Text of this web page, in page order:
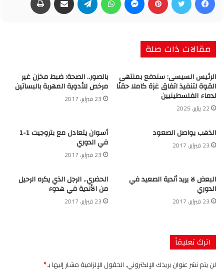
مقالات ذات صلة
الرئيس السيسى: سندفع بمنتهى
القوة لتنفيذ اتفاق غزة كاملا حقنًا
لدماء الفلسطينيين
22 يناير، 2025
بالصور.. الصحة: ضبط مخزن غير
مرخص للأدوية المهربة بالبساتين
23 فبراير، 2017
الذهب يواصل الصعود
23 فبراير، 2017
أسوان يتعادل مع بتروجيت 1-1
في الدوري
23 فبراير، 2017
البعض لا يريد أندية الصعيد في
الدوري
23 فبراير، 2017
الحضري.. الرجل الذي يكره الرحيل
من الأندية في هدوء
23 فبراير، 2017
اترك تعليقاً
لن يتم نشر عنوان بريدك الإلكتروني.الحقول الإلزامية مشار إليها بـ*